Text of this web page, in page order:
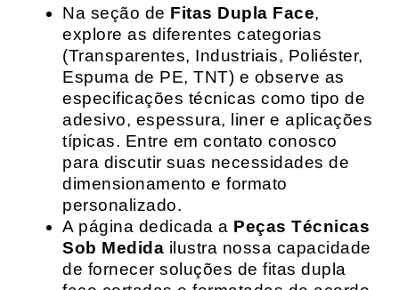
Na seção de Fitas Dupla Face,
explore as diferentes categorias
(Transparentes, Industriais, Poliéster,
Espuma de PE, TNT) e observe as
especificações técnicas como tipo de
adesivo, espessura, liner e aplicações
típicas. Entre em contato conosco
para discutir suas necessidades de
dimensionamento e formato
personalizado.
A página dedicada a Peças Técnicas
Sob Medida ilustra nossa capacidade
de fornecer soluções de fitas dupla